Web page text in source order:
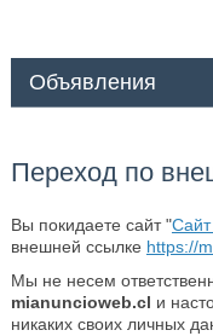
Объявления
Переход по
Вы покидаете сайт "Сайт
внешней ссылке https://
Мы не несем
mianuncioweb.cl и
никаких своих личных